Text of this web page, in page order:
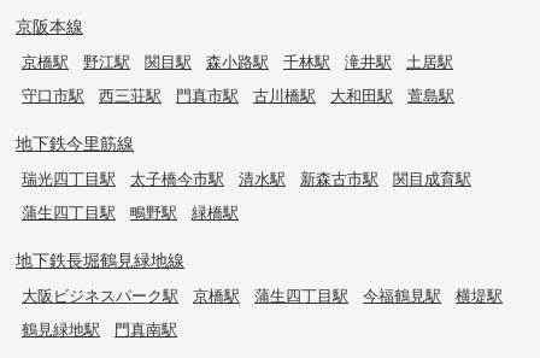
京阪本線
京橋駅 野江駅 関目駅 森小路駅 千林駅 滝井駅
土居駅
守口市駅
西三荘駅 門真市駅 古川橋駅 大和田駅 萱島駅
地下鉄今里筋線
瑞光四丁目駅 太子橋今市駅 清水駅 新森古市駅
関目成育駅
蒲生四丁目駅
鴫野駅 緑橋駅
地下鉄長堀鶴見緑地線
大阪ビジネスパーク駅 京橋駅 蒲生四丁目駅 今福鶴見駅
横堤駅
鶴見緑地駅
門真南駅